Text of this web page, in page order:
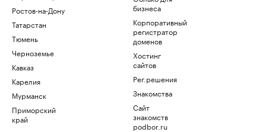
Ростов-на-Дону
Татарстан
Тюмень
Черноземье
Кавказ
Карелия
Мурманск
Приморский
край
бизнеса
Корпоративный
регистратор
доменов
Хостинг
сайтов
Рег.решения
Знакомства
Сайт
знакомств
podbor.ru